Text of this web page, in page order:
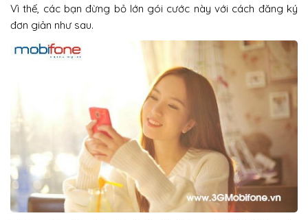
Vì thế, các bạn đừng bỏ lớn gói cước này với cách đăng ký
đơn giản như sau.